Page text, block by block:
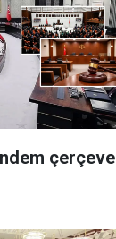
çerçeve